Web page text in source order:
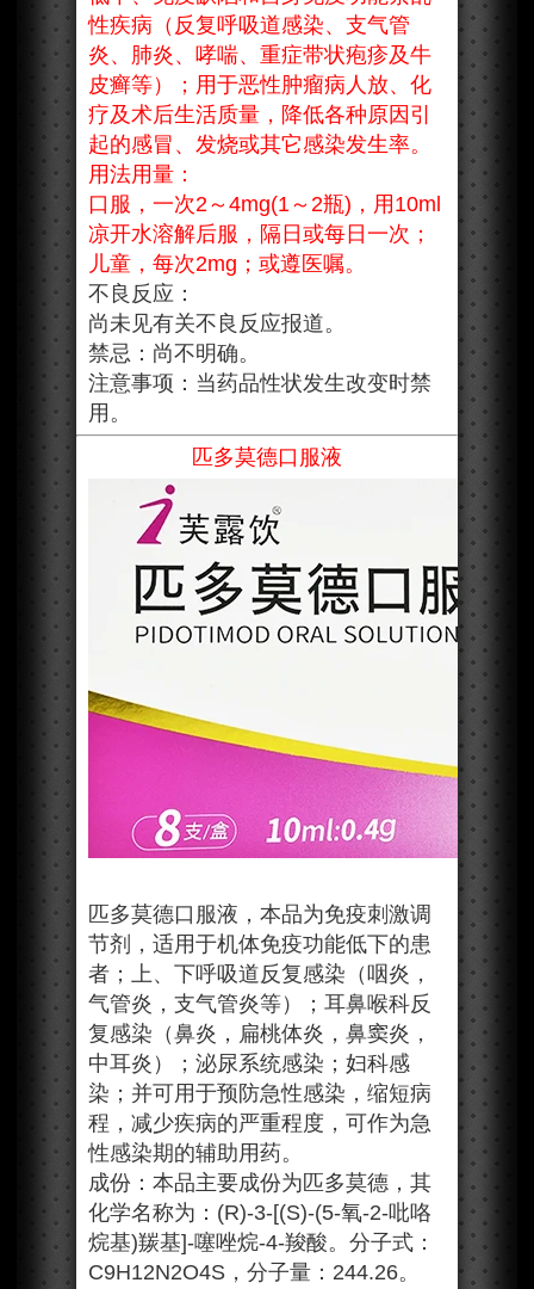
性疾病（反复呼吸道感染、支气管
炎、肺炎、哮喘、重症带状疱疹及牛
皮癣等）；用于恶性肿瘤病人放、化
疗及术后生活质量，降低各种原因引
起的感冒、发烧或其它感染发生率。
用法用量：
口服，一次2～4mg(1～2瓶)，用10ml
凉开水溶解后服，隔日或每日一次；
儿童，每次2mg；或遵医嘱。
不良反应：
尚未见有关不良反应报道。
禁忌：尚不明确。
注意事项：当药品性状发生改变时禁
用。
匹多莫德口服液
匹多莫德口服液，本品为免疫刺激调
节剂，适用于机体免疫功能低下的患
者；上、下呼吸道反复感染（咽炎，
气管炎，支气管炎等）；耳鼻喉科反
复感染（鼻炎，扁桃体炎，鼻窦炎，
中耳炎）；泌尿系统感染；妇科感
染；并可用于预防急性感染，缩短病
程，减少疾病的严重程度，可作为急
性感染期的辅助用药。
成份：本品主要成份为匹多莫德，其
化学名称为：(R)-3-[(S)-(5-氧-2-吡咯
烷基)羰基]-噻唑烷-4-羧酸。分子式：
C9H12N2O4S，分子量：244.26。